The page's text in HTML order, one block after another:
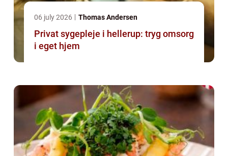
06 july 2026 Thomas Andersen
Privat sygepleje i hellerup: tryg omsorg
i eget hjem